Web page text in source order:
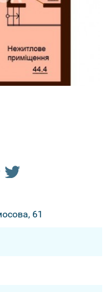
61